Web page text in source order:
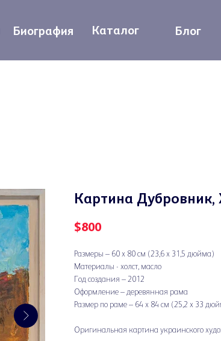
Биография Блог
Каталог
Картина Дубровник,
$800
Размеры – 60 х 80 см (23,6 х 31,5 дюйма)
Материалы - холст, масло
Год создания – 2012
Оформление – деревянная рама
Размер по раме – 64 x 84 см (25,2 х 33
Оригинальная картина украинского